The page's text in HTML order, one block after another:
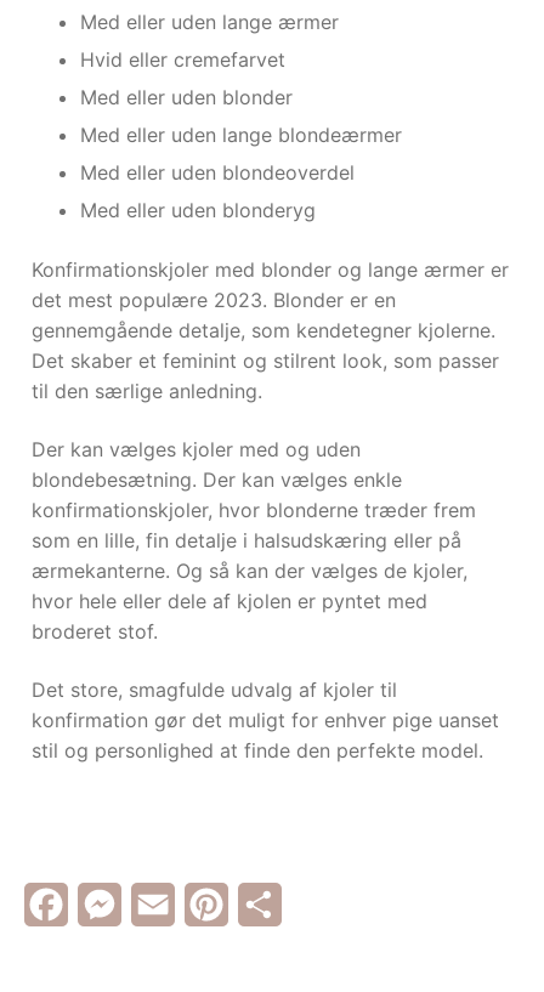
Med eller uden lange ærmer
Hvid eller cremefarvet
Med eller uden blonder
Med eller uden lange blondeærmer
Med eller uden blondeoverdel
Med eller uden blonderyg
Konfirmationskjoler med blonder og lange ærmer er
det mest populære 2023. Blonder er en
gennemgående detalje, som kendetegner kjolerne.
Det skaber et feminint og stilrent look, som passer
til den særlige anledning.
Der kan vælges kjoler med og uden
blondebesætning. Der kan vælges enkle
konfirmationskjoler, hvor blonderne træder frem
som en lille, fin detalje i halsudskæring eller på
ærmekanterne. Og så kan der vælges de kjoler,
hvor hele eller dele af kjolen er pyntet med
broderet stof.
Det store, smagfulde udvalg af kjoler til
konfirmation gør det muligt for enhver pige uanset
stil og personlighed at finde den perfekte model.
FacebookMessenger
Email Pinterest